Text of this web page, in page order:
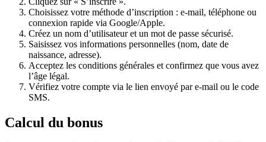
Choisissez votre méthode d’inscription : e-mail, téléphone ou
connexion rapide via Google/Apple.
Créez un nom d’utilisateur et un mot de passe sécurisé.
Saisissez vos informations personnelles (nom, date de
naissance, adresse).
Acceptez les conditions générales et confirmez que vous avez
l’âge légal.
Vérifiez votre compte via le lien envoyé par e-mail ou le code
SMS.
Calcul du bonus